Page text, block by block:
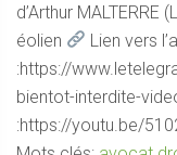
d’Arthur MALTERRE
éolien
Lien vers
:https://
bientot-interdite-
:https://youtu.be/